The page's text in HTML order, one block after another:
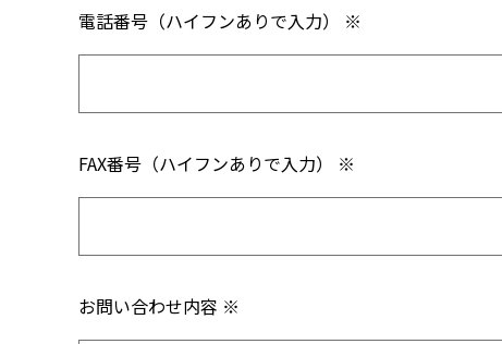
電話番号（ハイフンありで入力） ※
FAX番号（ハイフンありで入力） ※
お問い合わせ内容 ※